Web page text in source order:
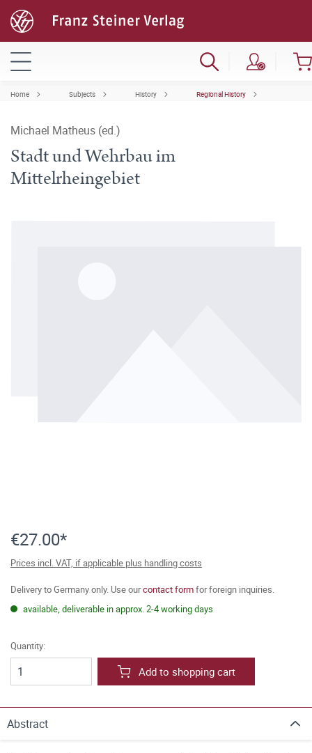
Home Subjects History Regional History
Michael Matheus (ed.)
Stadt und Wehrbau im
Mittelrheingebiet
€27.00*
Prices incl. VAT, if applicable plus handling costs
Delivery to Germany only. Use ourcontact formfor foreign inquiries.
available, deliverable in approx. 2-4 working days
Quantity:
Add to shopping cart
Abstract